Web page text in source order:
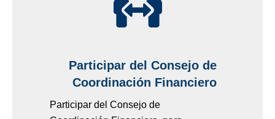
Participar del Consejo de
Coordinación Financiero
Participar del Consejo de